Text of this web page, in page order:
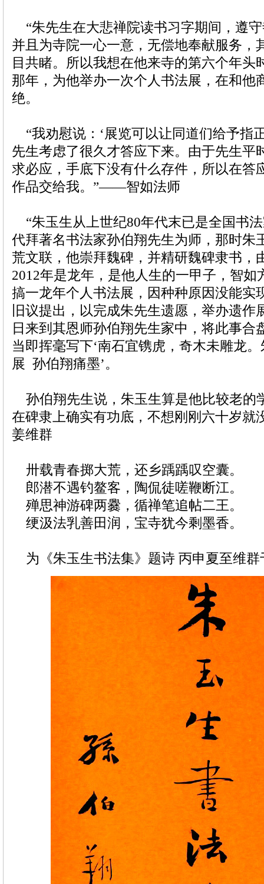
“朱先生在大悲禅院读书习字期间，遵
并且为寺院一心一意，无偿地奉献服务，
目共睹。所以我想在他来寺的第六个年头
那年，为他举办一次个人书法展，在和他
绝。
“我劝慰说：‘展览可以让同道们给予指
先生考虑了很久才答应下来。由于先生平
求必应，手底下没有什么存件，所以在答
作品交给我。”——智如法师
“朱玉生从上世纪80年代末已是全国书
代拜著名书法家孙伯翔先生为师，那时朱
荒文联，他崇拜魏碑，并精研魏碑隶书，
2012年是龙年，是他人生的一甲子，智如
搞一龙年个人书法展，因种种原因没能实
旧议提出，以完成朱先生遗愿，举办遗作
日来到其恩师孙伯翔先生家中，将此事合
当即挥毫写下‘南石宜镌虎，奇木未雕龙
展 孙伯翔痛墨’。
孙伯翔先生说，朱玉生算是他比较老的
在碑隶上确实有功底，不想刚刚六十岁
姜维群
卅载青春掷大荒，还乡踽踽叹空囊。
郎潜不遇钓鳌客，陶侃徒嗟鞭断江。
殚思神游碑两爨，循禅笔追帖二王。
绠汲法乳善田润，宝寺犹今剩墨香。
为《朱玉生书法集》题诗 丙申夏至维群